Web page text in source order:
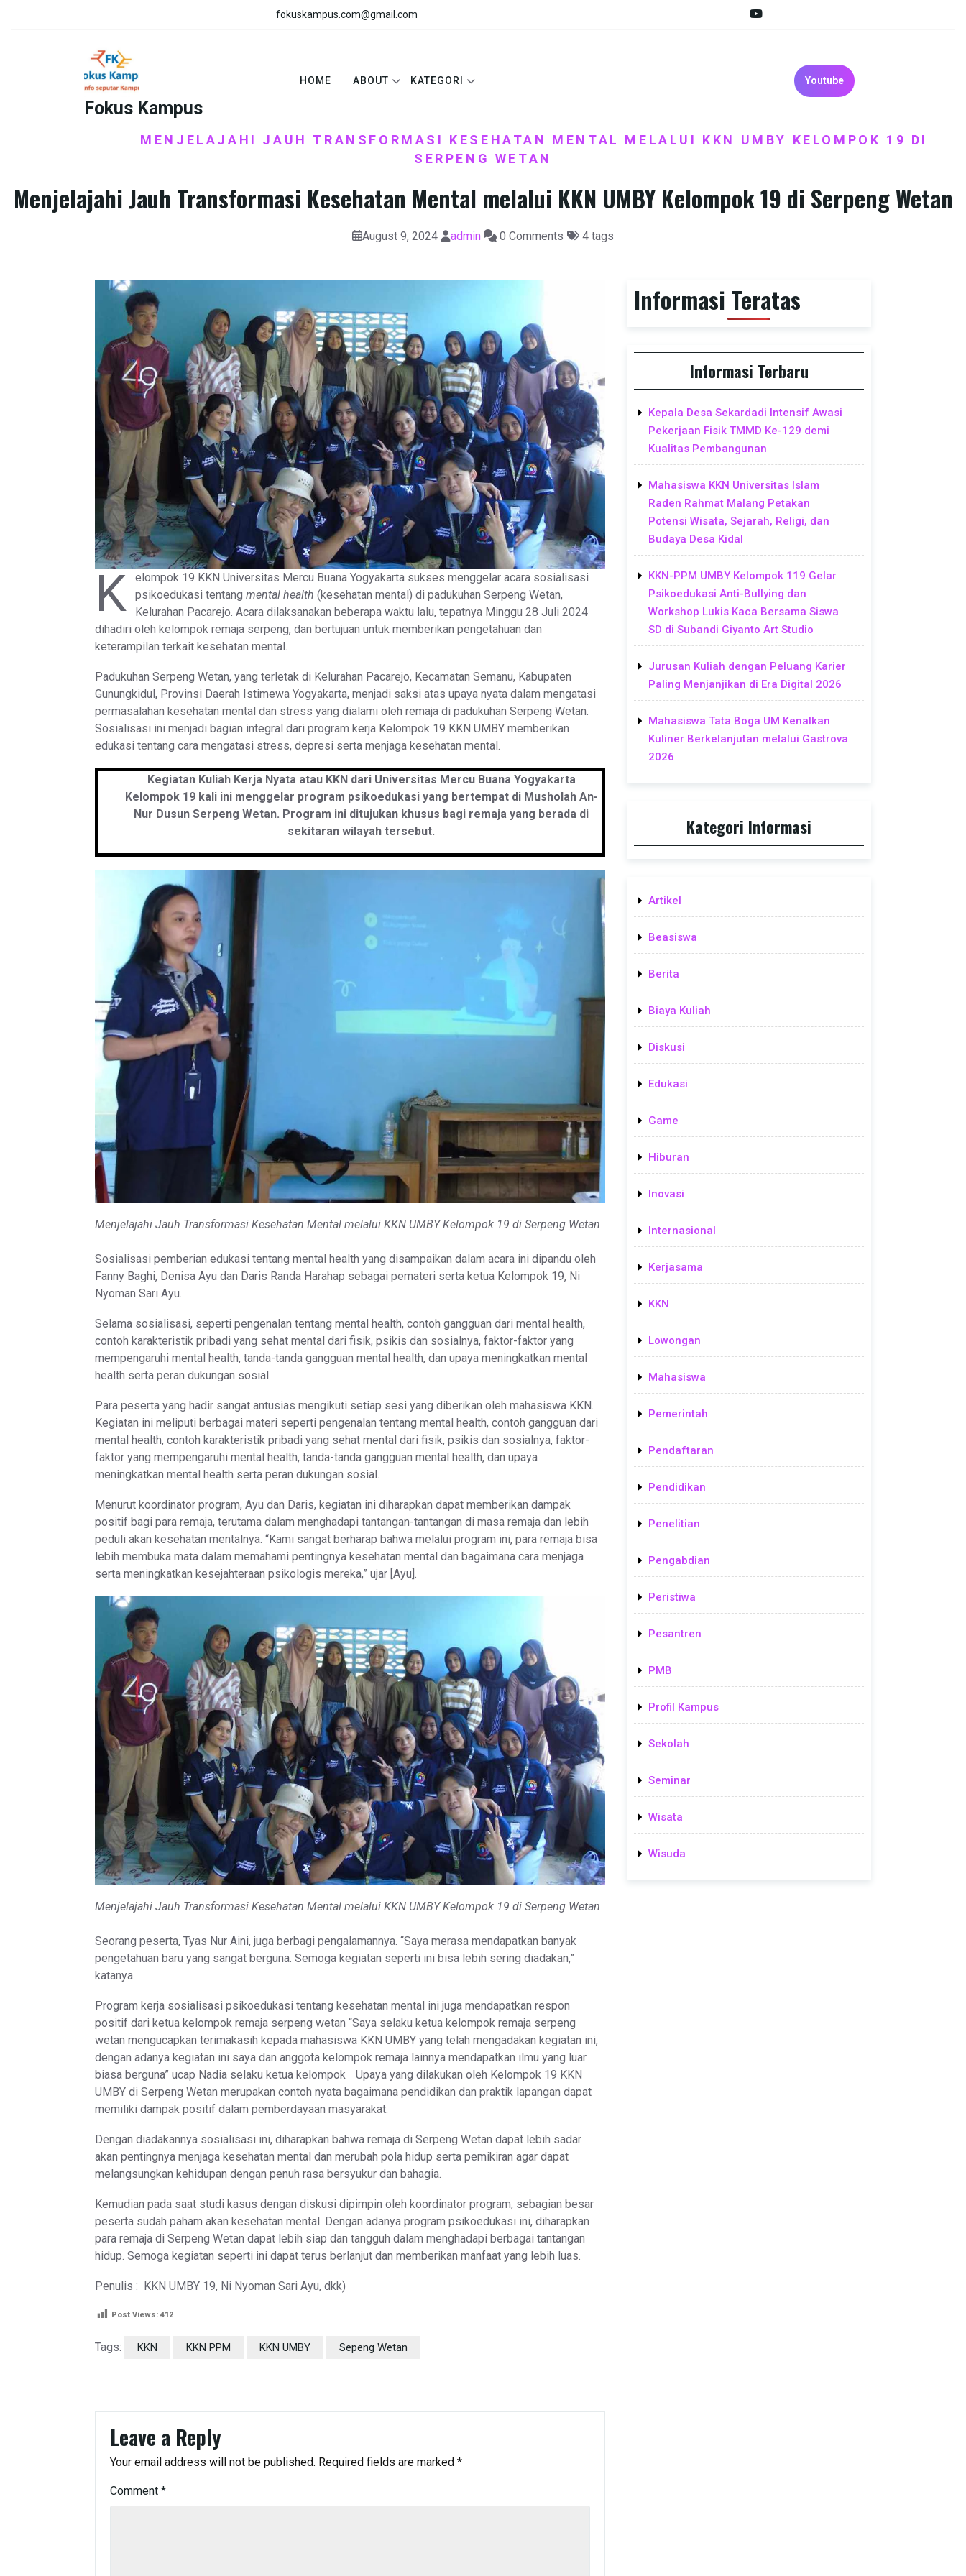
fokuskampus.com@gmail.com
Fokus Kampus
HOME ABOUT KATEGORI Youtube
MENJELAJAHI JAUH TRANSFORMASI KESEHATAN MENTAL MELALUI KKN UMBY KELOMPOK 19 DI
SERPENG WETAN
Menjelajahi Jauh Transformasi Kesehatan Mental melalui KKN UMBY Kelompok 19 di Serpeng Wetan
August 9, 2024 admin 0 Comments 4 tags
K
elompok 19 KKN Universitas Mercu Buana Yogyakarta sukses menggelar acara sosialisasi
psikoedukasi tentang mental health (kesehatan mental) di padukuhan Serpeng Wetan,
Kelurahan Pacarejo. Acara dilaksanakan beberapa waktu lalu, tepatnya Minggu 28 Juli 2024
dihadiri oleh kelompok remaja serpeng, dan bertujuan untuk memberikan pengetahuan dan
keterampilan terkait kesehatan mental.
Padukuhan Serpeng Wetan, yang terletak di Kelurahan Pacarejo, Kecamatan Semanu, Kabupaten
Gunungkidul, Provinsi Daerah Istimewa Yogyakarta, menjadi saksi atas upaya nyata dalam mengatasi
permasalahan kesehatan mental dan stress yang dialami oleh remaja di padukuhan Serpeng Wetan.
Sosialisasi ini menjadi bagian integral dari program kerja Kelompok 19 KKN UMBY memberikan
edukasi tentang cara mengatasi stress, depresi serta menjaga kesehatan mental.
Kegiatan Kuliah Kerja Nyata atau KKN dari Universitas Mercu Buana Yogyakarta
Kelompok 19 kali ini menggelar program psikoedukasi yang bertempat di Musholah An-
Nur Dusun Serpeng Wetan. Program ini ditujukan khusus bagi remaja yang berada di
sekitaran wilayah tersebut.
Menjelajahi Jauh Transformasi Kesehatan Mental melalui KKN UMBY Kelompok 19 di Serpeng Wetan
Sosialisasi pemberian edukasi tentang mental health yang disampaikan dalam acara ini dipandu oleh
Fanny Baghi, Denisa Ayu dan Daris Randa Harahap sebagai pemateri serta ketua Kelompok 19, Ni
Nyoman Sari Ayu.
Selama sosialisasi, seperti pengenalan tentang mental health, contoh gangguan dari mental health,
contoh karakteristik pribadi yang sehat mental dari fisik, psikis dan sosialnya, faktor-faktor yang
mempengaruhi mental health, tanda-tanda gangguan mental health, dan upaya meningkatkan mental
health serta peran dukungan sosial.
Para peserta yang hadir sangat antusias mengikuti setiap sesi yang diberikan oleh mahasiswa KKN.
Kegiatan ini meliputi berbagai materi seperti pengenalan tentang mental health, contoh gangguan dari
mental health, contoh karakteristik pribadi yang sehat mental dari fisik, psikis dan sosialnya, faktor-
faktor yang mempengaruhi mental health, tanda-tanda gangguan mental health, dan upaya
meningkatkan mental health serta peran dukungan sosial.
Menurut koordinator program, Ayu dan Daris, kegiatan ini diharapkan dapat memberikan dampak
positif bagi para remaja, terutama dalam menghadapi tantangan-tantangan di masa remaja dan lebih
peduli akan kesehatan mentalnya. “Kami sangat berharap bahwa melalui program ini, para remaja bisa
lebih membuka mata dalam memahami pentingnya kesehatan mental dan bagaimana cara menjaga
serta meningkatkan kesejahteraan psikologis mereka,” ujar [Ayu].
Menjelajahi Jauh Transformasi Kesehatan Mental melalui KKN UMBY Kelompok 19 di Serpeng Wetan
Seorang peserta, Tyas Nur Aini, juga berbagi pengalamannya. “Saya merasa mendapatkan banyak
pengetahuan baru yang sangat berguna. Semoga kegiatan seperti ini bisa lebih sering diadakan,”
katanya.
Program kerja sosialisasi psikoedukasi tentang kesehatan mental ini juga mendapatkan respon
positif dari ketua kelompok remaja serpeng wetan “Saya selaku ketua kelompok remaja serpeng
wetan mengucapkan terimakasih kepada mahasiswa KKN UMBY yang telah mengadakan kegiatan ini,
dengan adanya kegiatan ini saya dan anggota kelompok remaja lainnya mendapatkan ilmu yang luar
biasa berguna” ucap Nadia selaku ketua kelompok Upaya yang dilakukan oleh Kelompok 19 KKN
UMBY di Serpeng Wetan merupakan contoh nyata bagaimana pendidikan dan praktik lapangan dapat
memiliki dampak positif dalam pemberdayaan masyarakat.
Dengan diadakannya sosialisasi ini, diharapkan bahwa remaja di Serpeng Wetan dapat lebih sadar
akan pentingnya menjaga kesehatan mental dan merubah pola hidup serta pemikiran agar dapat
melangsungkan kehidupan dengan penuh rasa bersyukur dan bahagia.
Kemudian pada saat studi kasus dengan diskusi dipimpin oleh koordinator program, sebagian besar
peserta sudah paham akan kesehatan mental. Dengan adanya program psikoedukasi ini, diharapkan
para remaja di Serpeng Wetan dapat lebih siap dan tangguh dalam menghadapi berbagai tantangan
hidup. Semoga kegiatan seperti ini dapat terus berlanjut dan memberikan manfaat yang lebih luas.
Penulis : KKN UMBY 19, Ni Nyoman Sari Ayu, dkk)
Post Views: 412
Tags: KKN KKN PPM KKN UMBY Sepeng Wetan
Leave a Reply
Your email address will not be published. Required fields are marked *
Comment *
Informasi Teratas
Informasi Terbaru
Kepala Desa Sekardadi Intensif Awasi
Pekerjaan Fisik TMMD Ke-129 demi
Kualitas Pembangunan
Mahasiswa KKN Universitas Islam
Raden Rahmat Malang Petakan
Potensi Wisata, Sejarah, Religi, dan
Budaya Desa Kidal
KKN-PPM UMBY Kelompok 119 Gelar
Psikoedukasi Anti-Bullying dan
Workshop Lukis Kaca Bersama Siswa
SD di Subandi Giyanto Art Studio
Jurusan Kuliah dengan Peluang Karier
Paling Menjanjikan di Era Digital 2026
Mahasiswa Tata Boga UM Kenalkan
Kuliner Berkelanjutan melalui Gastrova
2026
Kategori Informasi
Artikel
Beasiswa
Berita
Biaya Kuliah
Diskusi
Edukasi
Game
Hiburan
Inovasi
Internasional
Kerjasama
KKN
Lowongan
Mahasiswa
Pemerintah
Pendaftaran
Pendidikan
Penelitian
Pengabdian
Peristiwa
Pesantren
PMB
Profil Kampus
Sekolah
Seminar
Wisata
Wisuda